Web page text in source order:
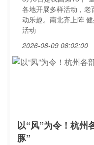
各地开展多样活动，
动乐趣。南北齐上阵 健
活动
2026-08-09 08:02:00
以“风”为令！杭州
豚”